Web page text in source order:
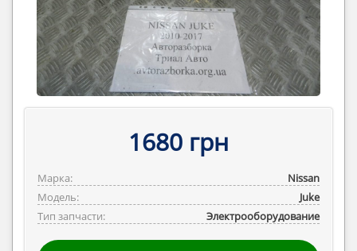
1680 грн
Марка:
Nissan
Модель:
Juke
Тип запчасти:
Электрооборудование